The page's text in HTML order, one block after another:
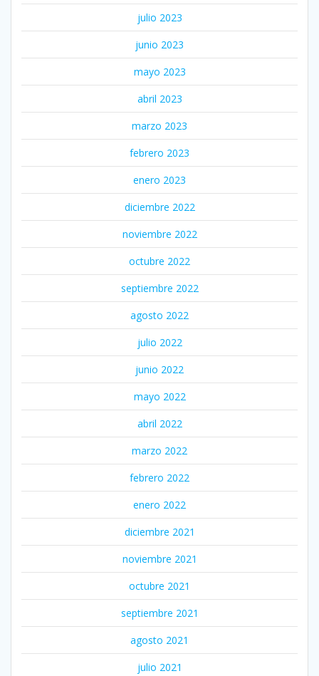
julio 2023
junio 2023
mayo 2023
abril 2023
marzo 2023
febrero 2023
enero 2023
diciembre 2022
noviembre 2022
octubre 2022
septiembre 2022
agosto 2022
julio 2022
junio 2022
mayo 2022
abril 2022
marzo 2022
febrero 2022
enero 2022
diciembre 2021
noviembre 2021
octubre 2021
septiembre 2021
agosto 2021
julio 2021